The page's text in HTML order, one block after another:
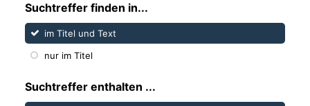
Suchtreffer finden in...
im Titel und Text
nur im Titel
Suchtreffer enthalten ...